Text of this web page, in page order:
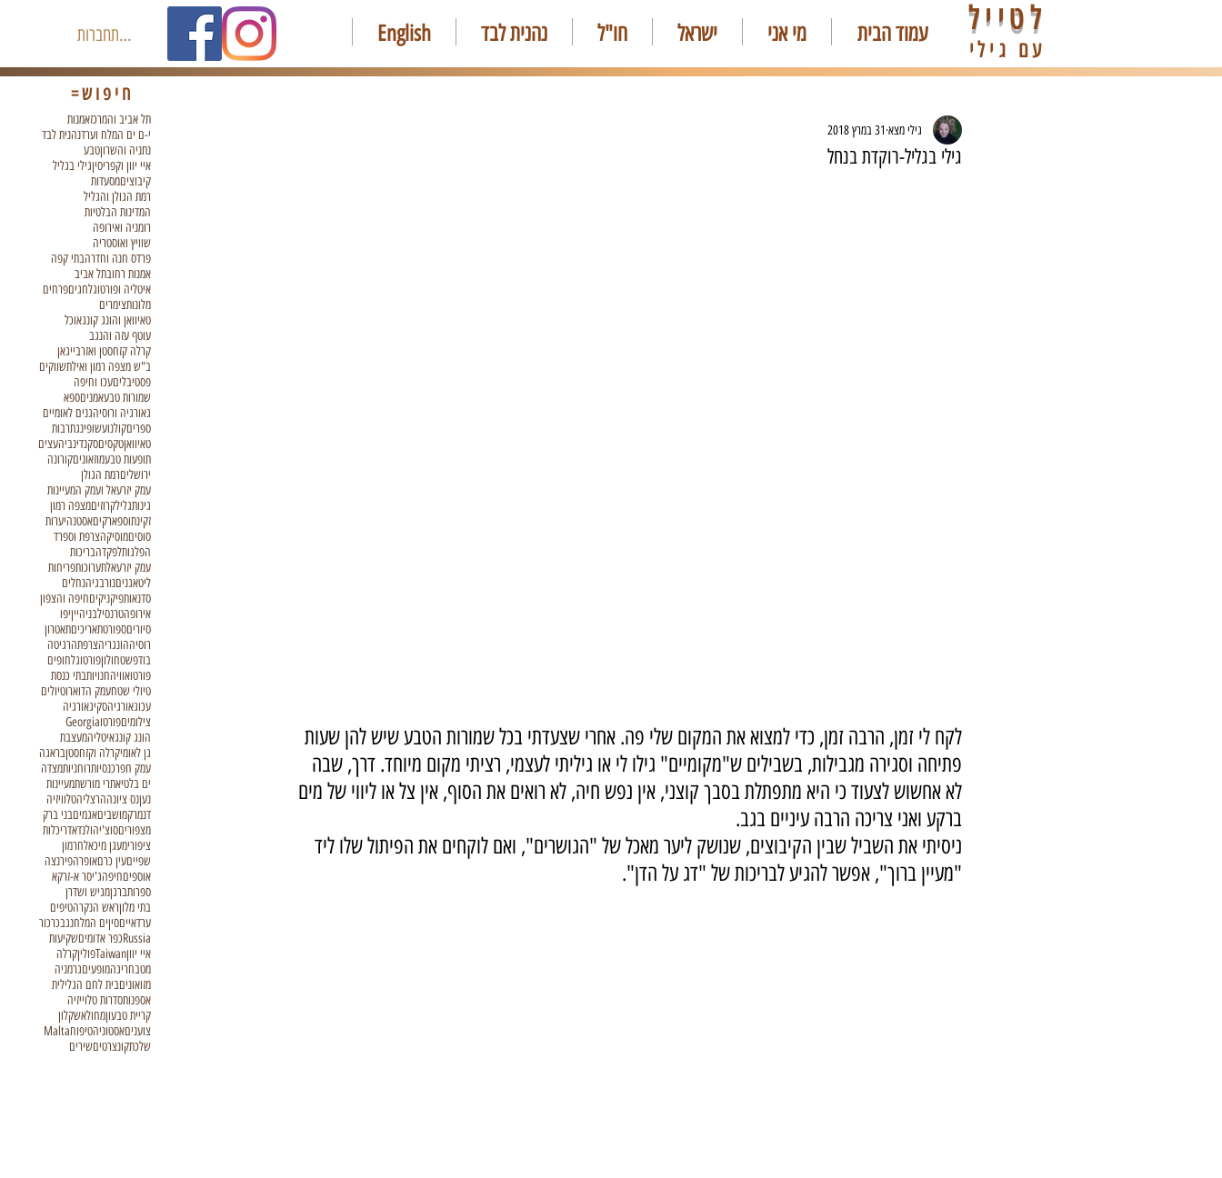
להתחברות עמוד הבית מי אני ישראל חו"ל נהנית לבד English לטייל
עם גילי
חיפוש=
תל אביב והמרכזאמנות
י-ם ים המלח וערדנהנית לבד
נתניה והשרוןטבע
איי יוון וקפריסיןגילי בגליל
קיבוציםמסעדות
רמת הגולן והגליל
המדינות הבלטיות
רומניה ואירופה
שוויץ ואוסטריה
פרדס חנה וחדרהבתי קפה
אמנות רחובתל אביב
איטליה ופורטוגלחגיםפרחים
מלונותצימרים
טאיוואן והונג קונגאוכל
עוטף עזה והנגב
קרלה קזחסטן ואזרבייגאן
ב"ש מצפה רמון ואילתשווקים
פסטיבליםעכו וחיפה
שמורות טבעאמניםספא
גאורגיה ורוסיהגנים לאומיים
ספריםקולנועשופינגתרבות
טאיוואןטקסיםסקנדינביהעצים
תופעות טבעמוזאוניםקורונה
ירושליםרמת הגולן
עמק יזרעאל ועמק המעיינות
גינותגלילקרוזיםמצפה רמון
זקינתוספארקיםאסטנהיערות
סוסיםמוסיקהצרפת וספרד
הפלגותלפקדהבריכות
עמק יזרעאלתערוכותפריחות
ליטאגניםנורבגיהנחלים
סדנאותפיקניקיםחיפה והצפון
אירופהטרנסילבניהייןיפו
סיוריםספורטתאריכיםתאטרון
רוסיההונגריהצרפתהרגיטה
בודפשטחולוןפורטוגלחופים
פורטואוויהחנויותבתי כנסת
טיולי שטחעמק הדוארוטיולים
עכוגאורגיהסקיגאורגיה
צילומיםפורטוGeorgia
הונג קונגאיטליהמעצבת
גן לאומיקרלה וקזחסטןבראגה
עמק חפרכנסיותרוחניותמצדה
ים בלטיאתרי מורשתמעיינות
נעןנס ציונההרצליהטלוויזיה
דנמרקמושביםאגמיםבני ברק
מצפוריםסוצ'יהולנדאדריכלות
ציפורימעגן מיכאלחרמון
שפייםעין כרםאופרהפירנצה
אוספיםחיפהג'יסר א-זרקא
ספרותברגןמגיש ושדרן
בתי מלוןראש הנקרהטיפים
ערדאייםסיןים המלחנגבכרכור
Russiaכפר אדומיםשקיעות
איי יווןTaiwanפוליןקרלה
מטבחריגהמופעיםגרמניה
מזואוניםבית לחם הגלילית
אספנותסדרות טלוייזיה
קריית טבעוןמחולאשקלון
צועניםאסטוניהטיפוחMalta
שלכתקונצרטיםשירים
גילי בגליל-רוקדת בנחל
גילי מצא 31 במרץ 2018
לקח לי זמן, הרבה זמן, כדי למצוא את המקום שלי פה. אחרי שצעדתי בכל שמורות הטבע שיש להן שעות
פתיחה וסגירה מגבילות, בשבילים ש"מקומיים" גילו לי או גיליתי לעצמי, רציתי מקום מיוחד. דרך, שבה
לא אחשוש לצעוד כי היא מתפתלת בסבך קוצני, אין נפש חיה, לא רואים את הסוף, אין צל או ליווי של מים
ברקע ואני צריכה הרבה עיניים בגב.
ניסיתי את השביל שבין הקיבוצים, שנושק ליער מאכל של "הגושרים", ואם לוקחים את הפיתול שלו ליד
"מעיין ברוך", אפשר להגיע לבריכות של "דג על הדן".